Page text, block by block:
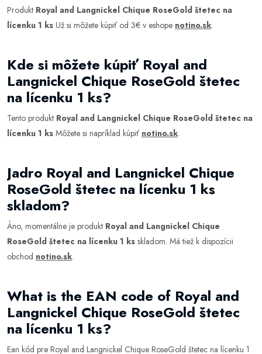
Produkt Royal and Langnickel Chique RoseGold štetec na
lícenku 1 ks Už si môžete kúpiť od 3€ v eshope notino.sk.
Kde si môžete kúpiť Royal and
Langnickel Chique RoseGold štetec
na lícenku 1 ks?
Tento produkt Royal and Langnickel Chique RoseGold štetec na
lícenku 1 ks Môžete si napríklad kúpiť notino.sk.
Jadro Royal and Langnickel Chique
RoseGold štetec na lícenku 1 ks
skladom?
Áno, momentálne je produkt Royal and Langnickel Chique
RoseGold štetec na lícenku 1 ks skladom. Má tiež k dispozícii
obchod notino.sk.
What is the EAN code of Royal and
Langnickel Chique RoseGold štetec
na lícenku 1 ks?
Ean kód pre Royal and Langnickel Chique RoseGold štetec na lícenku 1